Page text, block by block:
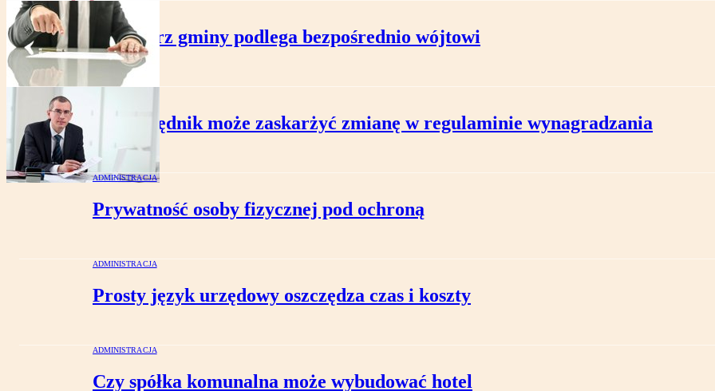
ADMINISTRACJA
Sekretarz gminy podlega bezpośrednio wójtowi
Czy urzędnik może zaskarżyć zmianę w regulaminie wynagradzania
ADMINISTRACJA
Prywatność osoby fizycznej pod ochroną
ADMINISTRACJA
Prosty język urzędowy oszczędza czas i koszty
ADMINISTRACJA
Czy spółka komunalna może wybudować hotel